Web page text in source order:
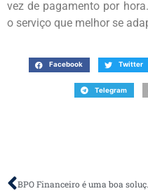
vez de pagamento por
o serviço que melhor se
Facebook Twitter
Telegram
BPO